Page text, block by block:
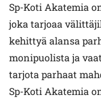
Sp-Koti Akatemia
joka tarjoaa
kehittyä alansa
monipuolista ja
tarjota parhaat
Sp-Koti Akatemia